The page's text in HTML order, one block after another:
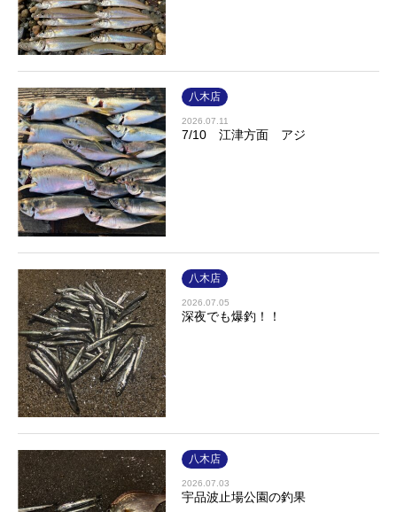
八木店
2026.07.11
7/10 江津方面 アジ
八木店
2026.07.05
深夜でも爆釣！！
八木店
2026.07.03
宇品波止場公園の釣果